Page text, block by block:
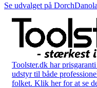
Se udvalget på
Toolster.dk har
udstyr til både
folket. Klik her for at se